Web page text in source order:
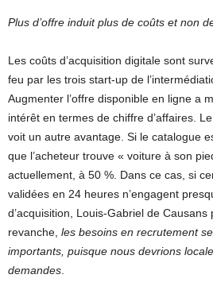
Plus d’offre induit plus de coûts et non
Les coûts d’acquisition digitale sont
feu par les trois start-up de
Augmenter l’offre disponible en ligne a
intérêt en termes de chiffre d’affaires.
voit un autre avantage. Si le catalogue
que l’acheteur trouve « voiture à son
actuellement, à 50 %. Dans ce cas, si
validées en 24 heures n’engagent
d’acquisition, Louis-Gabriel de Causans
revanche, les besoins en recrutement
importants, puisque nous devrions
demandes